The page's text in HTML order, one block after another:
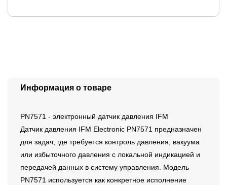
Информация о товаре
PN7571 - электронный датчик давления IFM
Датчик давления IFM Electronic PN7571 предназначен
для задач, где требуется контроль давления, вакуума
или избыточного давления с локальной индикацией и
передачей данных в систему управления. Модель
PN7571 используется как конкретное исполнение